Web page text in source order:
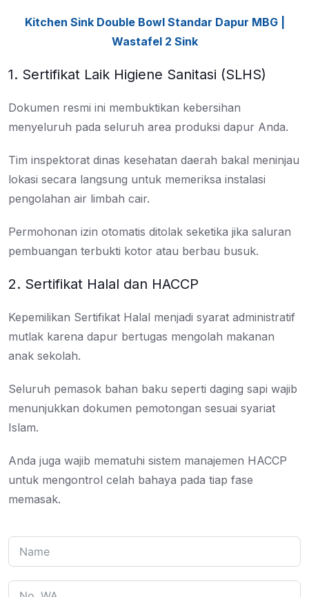
Kitchen Sink Double Bowl Standar Dapur MBG |
Wastafel 2 Sink
1. Sertifikat Laik Higiene Sanitasi (SLHS)
Dokumen resmi ini membuktikan kebersihan
menyeluruh pada seluruh area produksi dapur Anda.
Tim inspektorat dinas kesehatan daerah bakal meninjau
lokasi secara langsung untuk memeriksa instalasi
pengolahan air limbah cair.
Permohonan izin otomatis ditolak seketika jika saluran
pembuangan terbukti kotor atau berbau busuk.
2. Sertifikat Halal dan HACCP
Kepemilikan Sertifikat Halal menjadi syarat administratif
mutlak karena dapur bertugas mengolah makanan
anak sekolah.
Seluruh pemasok bahan baku seperti daging sapi wajib
menunjukkan dokumen pemotongan sesuai syariat
Islam.
Anda juga wajib mematuhi sistem manajemen HACCP
untuk mengontrol celah bahaya pada tiap fase
memasak.